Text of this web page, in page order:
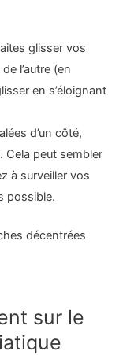
glisser vos
l’autre (en
en s’éloignant
d’un côté,
Cela peut sembler
à surveiller vos
possible.
décentrées
sur le